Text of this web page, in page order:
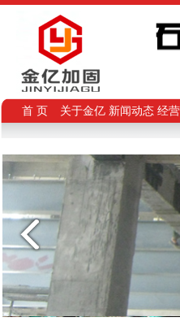
首 页 关于金亿 新闻动态 经